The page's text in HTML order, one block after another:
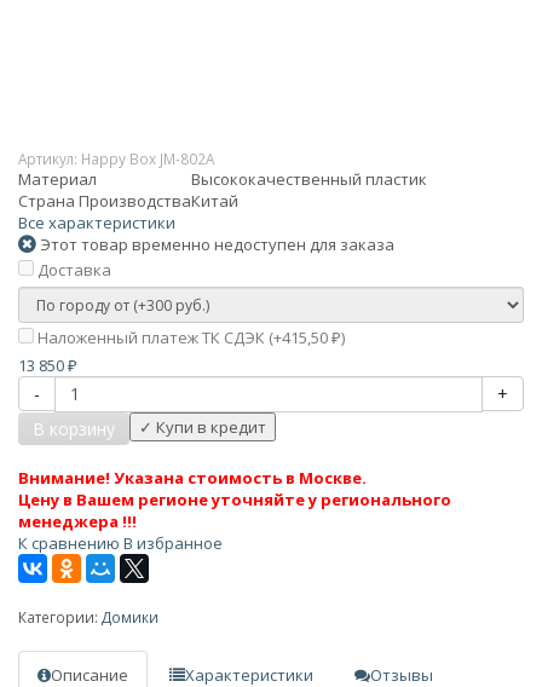
Артикул: Happy Box JM-802A
Материал
Высококачественный пластик
Страна ПроизводстваКитай
Все характеристики
Этот товар временно недоступен для заказа
Доставка
Наложенный платеж ТК СДЭК (+415,50 ₽)
13 850 ₽
-
+
В корзину
Внимание! Указана стоимость в Москве.
Цену в Вашем регионе уточняйте у регионального
менеджера !!!
К сравнению В избранное
Категории: Домики
Описание Характеристики Отзывы